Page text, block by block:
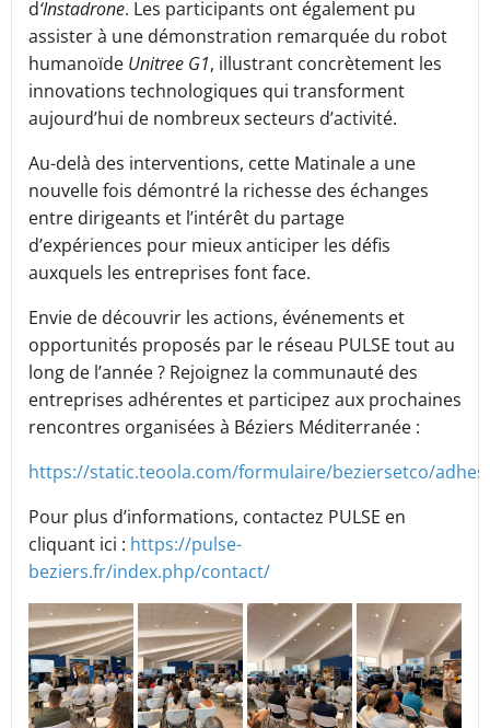
d‘Instadrone. Les participants ont également pu
assister à une démonstration remarquée du robot
humanoïde Unitree G1, illustrant concrètement les
innovations technologiques qui transforment
aujourd’hui de nombreux secteurs d’activité.
Au-delà des interventions, cette Matinale a une
nouvelle fois démontré la richesse des échanges
entre dirigeants et l’intérêt du partage
d’expériences pour mieux anticiper les défis
auxquels les entreprises font face.
Envie de découvrir les actions, événements et
opportunités proposés par le réseau PULSE tout au
long de l’année ? Rejoignez la communauté des
entreprises adhérentes et participez aux prochaines
rencontres organisées à Béziers Méditerranée :
https://static.teoola.com/formulaire/beziersetco/
Pour plus d’informations, contactez PULSE en
cliquant ici : https://pulse-
beziers.fr/index.php/contact/